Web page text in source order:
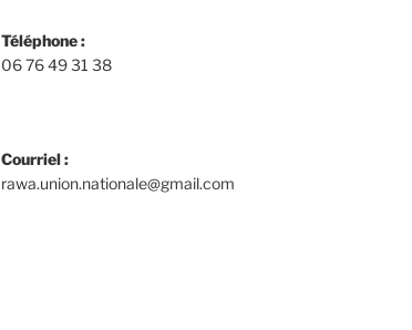
Téléphone :
06 76 49 31 38
Courriel :
rawa.union.nationale@gmail.com